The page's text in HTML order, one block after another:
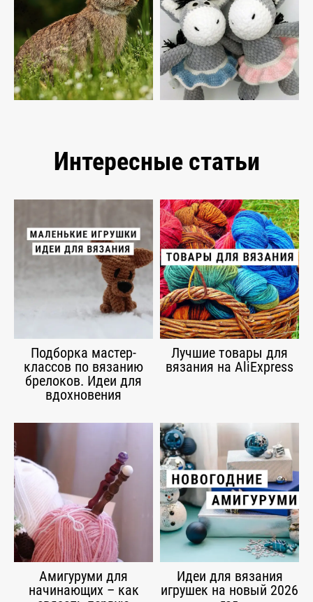
Интересные статьи
Подборка мастер-
классов по вязанию
брелоков. Идеи для
вдохновения
Лучшие товары для
вязания на AliExpress
Амигуруми для
начинающих – как
Идеи для вязания
игрушек на новый 2026